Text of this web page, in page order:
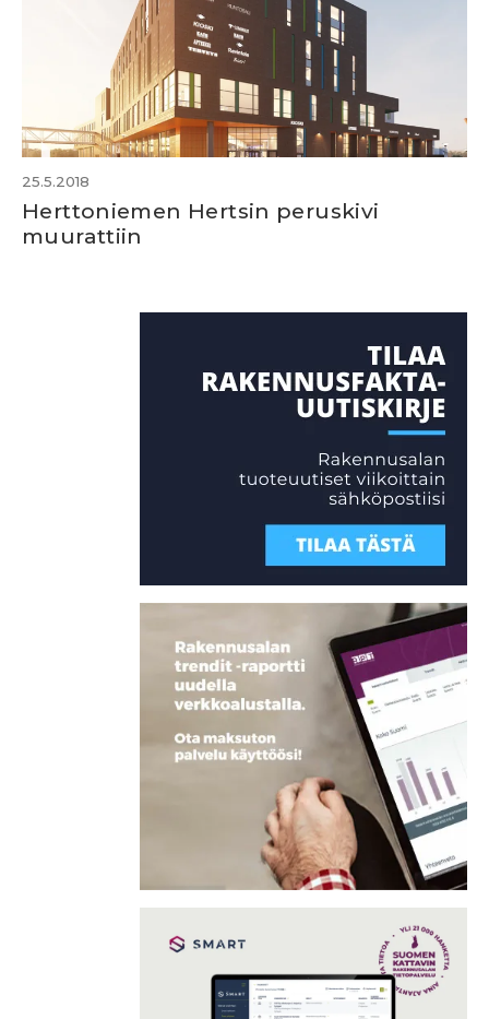
25.5.2018
Herttoniemen Hertsin peruskivi
muurattiin